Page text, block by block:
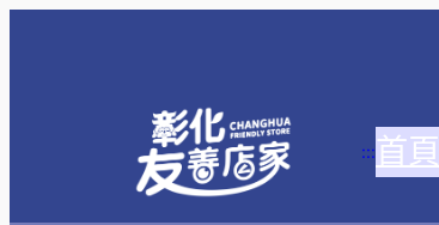
:::首頁